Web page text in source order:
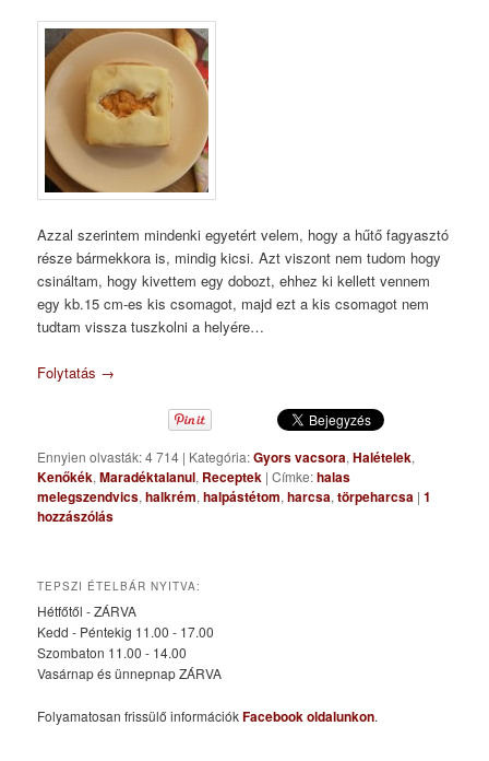
Azzal szerintem mindenki egyetért velem, hogy a hűtő fagyasztó
része bármekkora is, mindig kicsi. Azt viszont nem tudom hogy
csináltam, hogy kivettem egy dobozt, ehhez ki kellett vennem
egy kb.15 cm-es kis csomagot, majd ezt a kis csomagot nem
tudtam vissza tuszkolni a helyére…
Folytatás →
Ennyien olvasták: 4 714 | Kategória:Gyors vacsora,Halételek,
Kenőkék,Maradéktalanul, Receptek |Címke:halas
melegszendvics,halkrém,halpástétom,harcsa,törpeharcsa |1
hozzászólás
TEPSZI ÉTELBÁR NYITVA:
Hétfőtől - ZÁRVA
Kedd - Péntekig 11.00 - 17.00
Szombaton 11.00 - 14.00
Vasárnap és ünnepnap ZÁRVA
Folyamatosan frissülő információkFacebook oldalunkon.